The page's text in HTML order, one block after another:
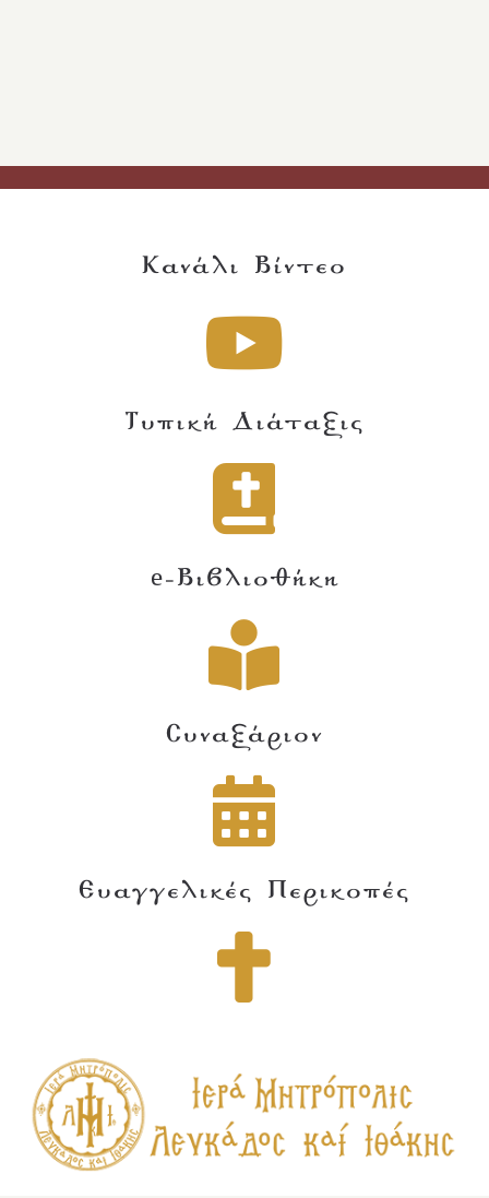
Κανάλι Βίντεο
Τυπική Διάταξις
e-Βιβλιοθήκη
Συναξάριον
Ευαγγελικές Περικοπές